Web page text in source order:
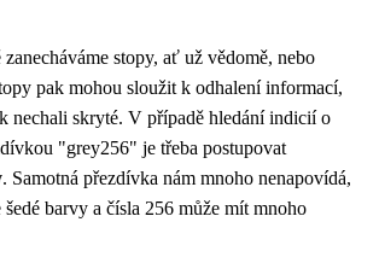
stopy, ať už vědomě, nebo
pak mohou sloužit k odhalení informací,
nechali skryté. V případě hledání indicií o
"grey256" je třeba postupovat
. Samotná přezdívka nám mnoho nenapovídá,
barvy a čísla 256 může mít mnoho